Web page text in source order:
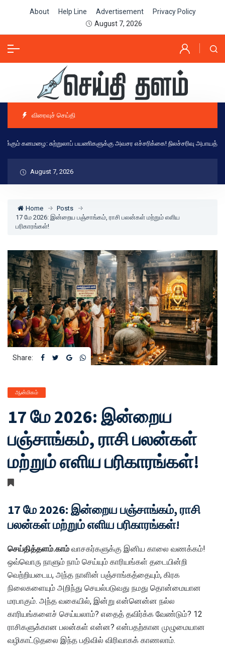
About Help Line Advertisement
Privacy Policy
August 7, 2026
விரைவுச் செய்தி
கனமழை: சுற்றுலாப் பயணிகளுக்கு அவசர எச்சரிக்கை! நிலச்சரிவு அபாயத்தால்
August 7, 2026
Home
Posts
17 மே 2026: இன்றைய பஞ்சாங்கம், ராசி பலன்கள் மற்றும் எளிய
பரிகாரங்கள்!
Share:
ஆன்மிகம்
17 மே 2026: இன்றைய
பஞ்சாங்கம், ராசி பலன்கள்
மற்றும் எளிய பரிகாரங்கள்!
17 மே 2026: இன்றைய பஞ்சாங்கம், ராசி
பலன்கள் மற்றும் எளிய பரிகாரங்கள்!
செய்தித்தளம்.காம் வாசகர்களுக்கு இனிய காலை வணக்கம்!
ஒவ்வொரு நாளும் நாம் செய்யும் காரியங்கள் தடையின்றி
வெற்றியடைய, அந்த நாளின் பஞ்சாங்கத்தையும், கிரக
நிலைகளையும் அறிந்து செயல்படுவது நமது தொன்மையான
மரபாகும். அந்த வகையில், இன்று என்னென்ன நல்ல
காரியங்களைச் செய்யலாம்? எதைத் தவிர்க்க வேண்டும்? 12
ராசிகளுக்கான பலன்கள் என்ன? என்பதற்கான முழுமையான
வழிகாட்டுதலை இந்த பதிவில் விரிவாகக் காணலாம்.